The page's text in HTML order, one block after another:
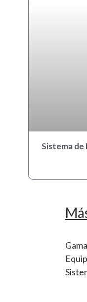
Sistema